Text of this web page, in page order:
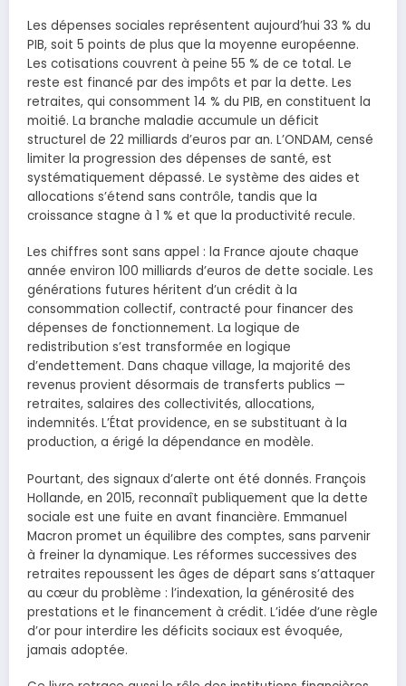
Les dépenses sociales représentent aujourd’hui 33 % du
PIB, soit 5 points de plus que la moyenne européenne.
Les cotisations couvrent à peine 55 % de ce total. Le
reste est financé par des impôts et par la dette. Les
retraites, qui consomment 14 % du PIB, en constituent la
moitié. La branche maladie accumule un déficit
structurel de 22 milliards d’euros par an. L’ONDAM, censé
limiter la progression des dépenses de santé, est
systématiquement dépassé. Le système des aides et
allocations s’étend sans contrôle, tandis que la
croissance stagne à 1 % et que la productivité recule.
Les chiffres sont sans appel : la France ajoute chaque
année environ 100 milliards d’euros de dette sociale. Les
générations futures héritent d’un crédit à la
consommation collectif, contracté pour financer des
dépenses de fonctionnement. La logique de
redistribution s’est transformée en logique
d’endettement. Dans chaque village, la majorité des
revenus provient désormais de transferts publics —
retraites, salaires des collectivités, allocations,
indemnités. L’État providence, en se substituant à la
production, a érigé la dépendance en modèle.
Pourtant, des signaux d’alerte ont été donnés. François
Hollande, en 2015, reconnaît publiquement que la dette
sociale est une fuite en avant financière. Emmanuel
Macron promet un équilibre des comptes, sans parvenir
à freiner la dynamique. Les réformes successives des
retraites repoussent les âges de départ sans s’attaquer
au cœur du problème : l’indexation, la générosité des
prestations et le financement à crédit. L’idée d’une règle
d’or pour interdire les déficits sociaux est évoquée,
jamais adoptée.